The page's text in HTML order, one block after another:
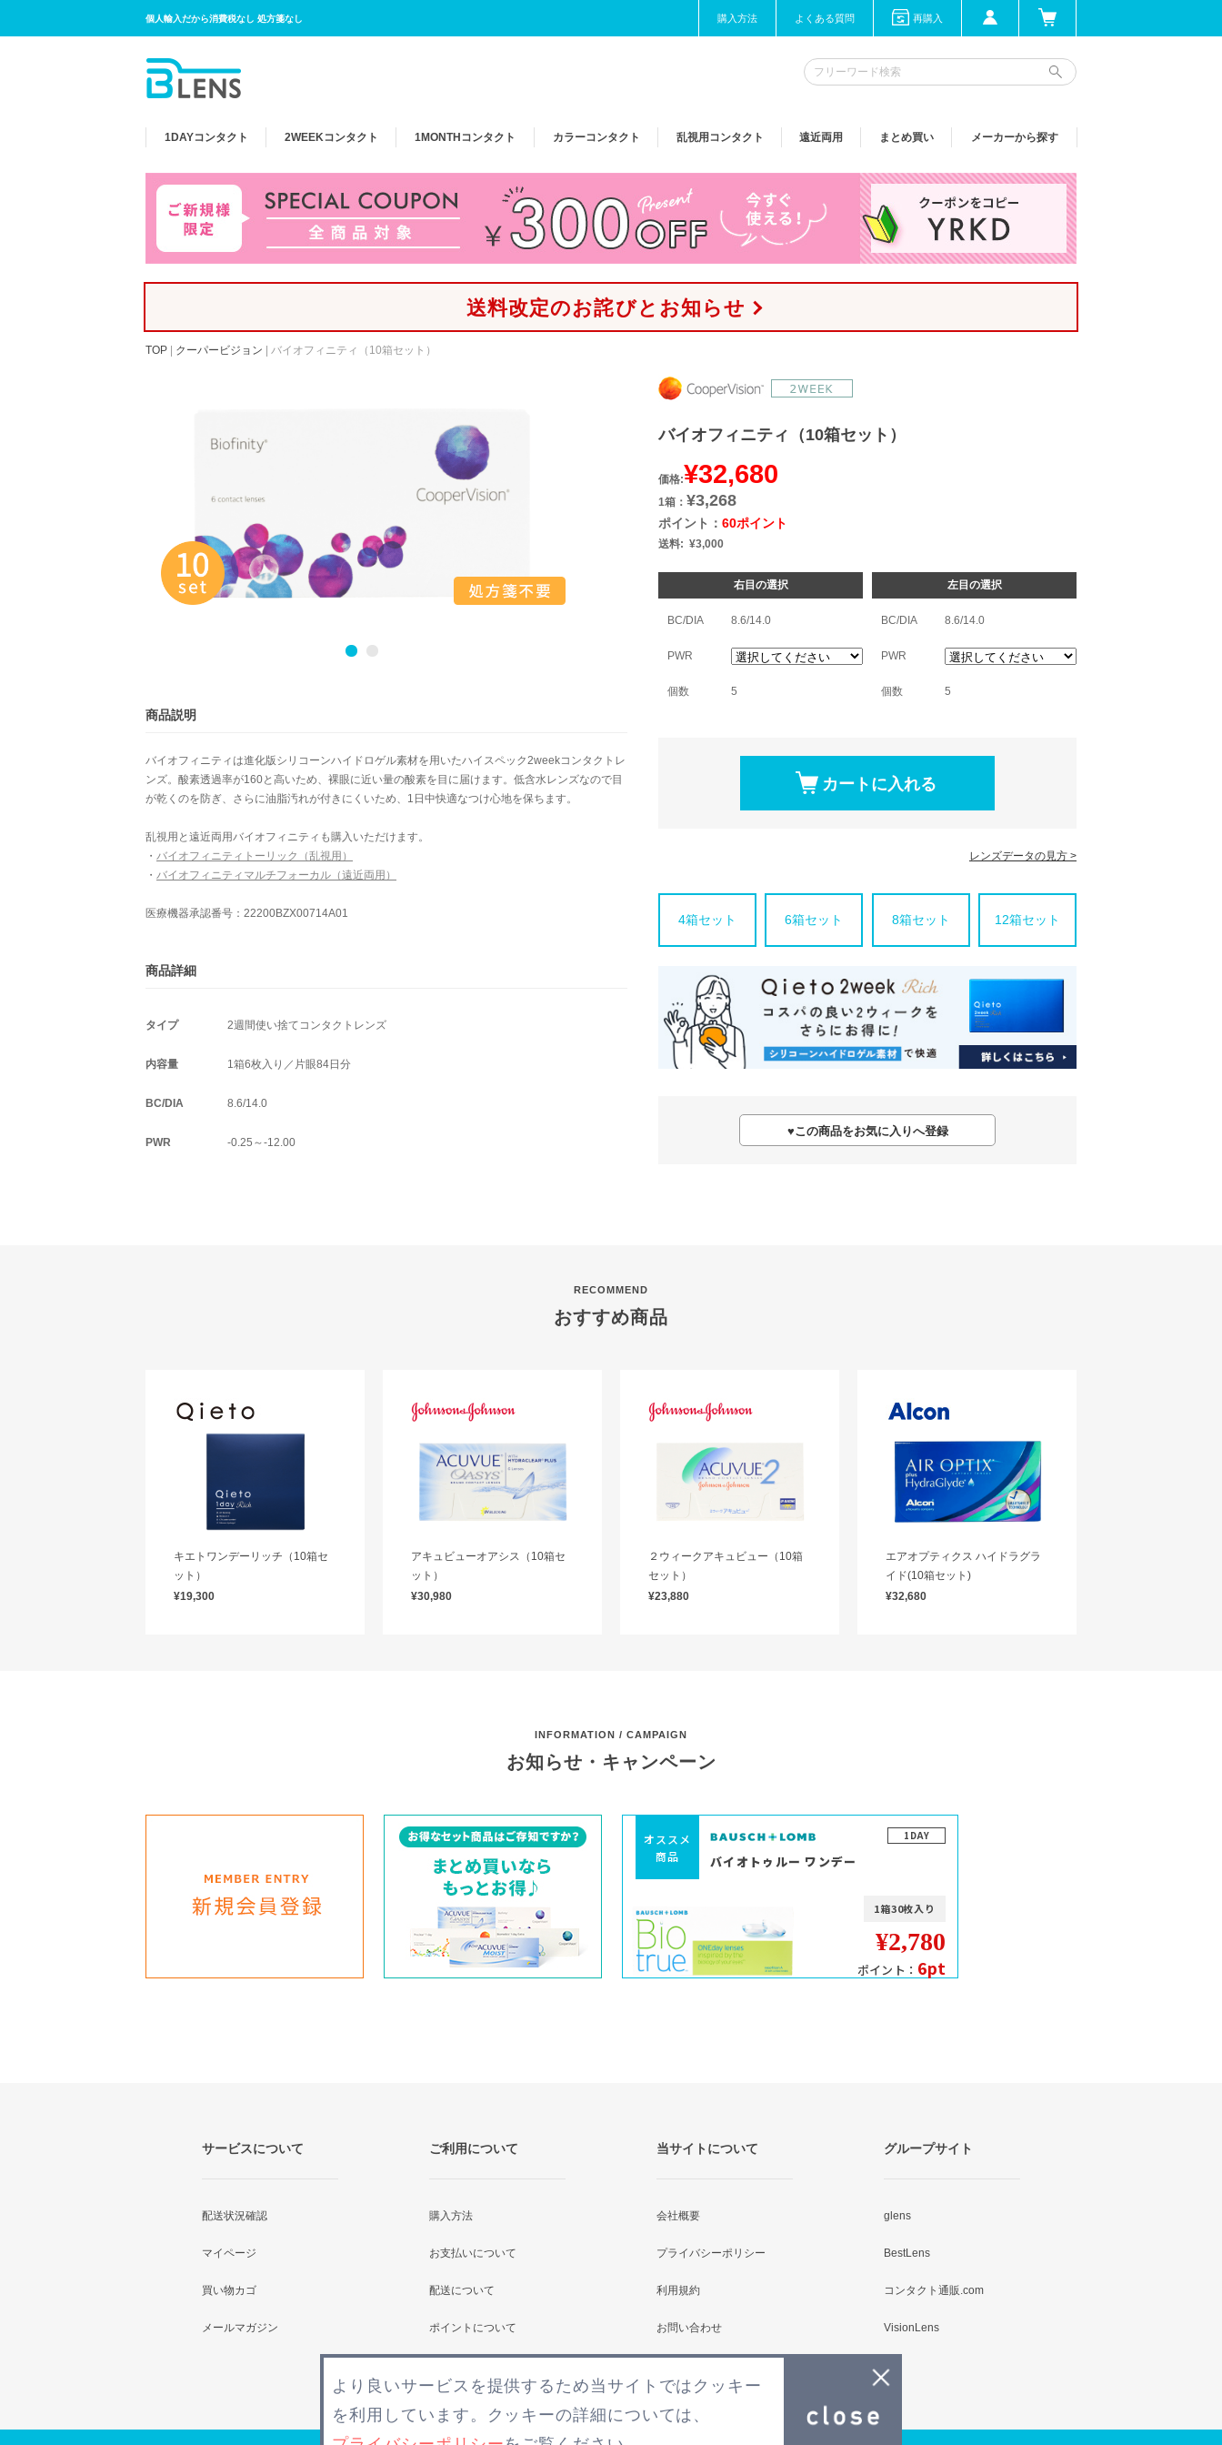
個人輸入だから消費税なし 処方箋なし 購入方法 よくある質問 再購入
1DAYコンタクト 2WEEKコンタクト 1MONTH コンタクト カラーコンタクト 乱視用 コンタクト 遠近両用 まとめ買い メーカーから探す
送料改定のお詫びとお知らせ
TOP クーパービジョン バイオフィニティ（10箱セット）
商品説明
バイオフィニティは進化版シリコーンハイドロゲル素材を用いたハイスペック2weekコンタクトレ
ンズ。酸素透過率が160と高いため、裸眼に近い量の酸素を目に届けます。低含水レンズなので目
が乾くのを防ぎ、さらに油脂汚れが付きにくいため、1日中快適なつけ心地を保ちます。
乱視用と遠近両用バイオフィニティも購入いただけます。
・ バイオフィニティトーリック（乱視用）
・ バイオフィニティマルチフォーカル（遠近両用）
医療機器承認番号：22200BZX00714A01
商品詳細
タイプ 2週間使い捨てコンタクトレンズ
内容量 1箱6枚入り／片眼84日分
BC/DIA 8.6/14.0
PWR -0.25～-12.00
バイオフィニティ（10箱セット）
価格:¥32,680
1箱： ¥3,268
ポイント： 60ポイント
送料: ¥3,000
右目の選択
BC/DIA 8.6/14.0
PWR
個数 5
左目の選択
BC/DIA 8.6/14.0
PWR
個数 5
レンズデータの見方 >
4箱セット 6箱セット 8箱セット 12箱セット
♥この商品をお気に入りへ登録
RECOMMEND
おすすめ商品
キエトワンデーリッチ（10箱セ
ット）
¥19,300
アキュビューオアシス（10箱セ
ット）
¥30,980
２ウィークアキュビュー（10箱
セット）
¥23,880
エアオプティクス ハイドラグラ
イド(10箱セット)
¥32,680
INFORMATION / CAMPAIGN
お知らせ・キャンペーン
1DAY
オススメ
商品
バイオトゥルー ワンデー
1箱30枚入り
¥2,780
ポイント： 6pt
サービスについて
配送状況確認
マイページ
買い物カゴ
メールマガジン
ご利用について
購入方法
お支払いについて
配送について
ポイントについて
当サイトについて
会社概要
プライバシーポリシー
利用規約
お問い合わせ
グループサイト
glens
BestLens
コンタクト通販.com
VisionLens
より良いサービスを提供するため当サイトではクッキー
を利用しています。クッキーの詳細については、